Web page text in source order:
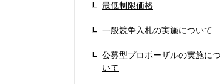
最低制限価格
一般競争入札の実施について
公募型プロポーザルの実施につ
いて